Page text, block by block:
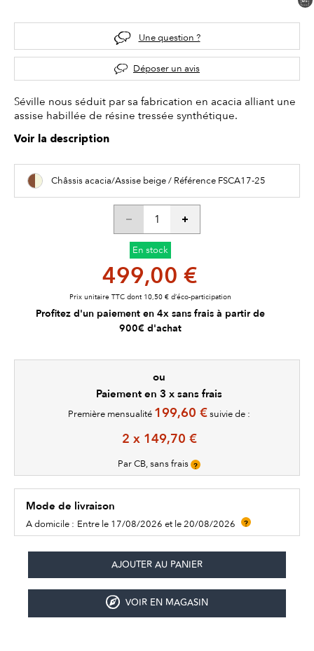
Une question ?
Déposer un avis
Séville nous séduit par sa fabrication en acacia alliant une
assise habillée de résine tressée synthétique.
Voir la description
Châssis acacia/Assise beige / Référence FSCA17-25
En stock
499,00 €
Prix unitaire TTC dont 10,50 € d’éco-participation
Profitez d'un paiement en 4x sans frais à partir de
900€ d'achat
ou
Paiement en 3 x sans frais
Première mensualité 199,60 € suivie de :
2 x 149,70 €
Par CB, sans frais ?
Mode de livraison
A domicile : Entre le 17/08/2026 et le 20/08/2026 ?
VOIR EN MAGASIN